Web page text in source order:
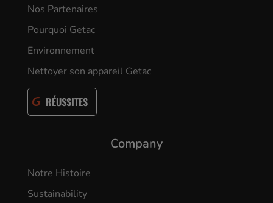
Nos Partenaires
Pourquoi Getac
Environnement
Nettoyer son appareil Getac
RÉUSSITES
Company
Notre Histoire
Sustainability